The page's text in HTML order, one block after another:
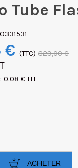
Tube
€ (TTC) 329,00 €
0.08 € HT
ACHETER